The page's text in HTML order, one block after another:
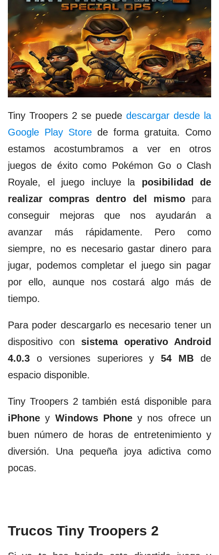
Tiny Troopers 2 se puede descargar desde la
Google Play Store de forma gratuita. Como
estamos acostumbramos a ver en otros
juegos de éxito como Pokémon Go o Clash
Royale, el juego incluye la posibilidad de
realizar compras dentro del mismopara
conseguir mejoras que nos ayudarán a
avanzar más rápidamente. Pero como
siempre, no es necesario gastar dinero para
jugar, podemos completar el juego sin pagar
por ello, aunque nos costará algo más de
tiempo.
Para poder descargarlo es necesario tener un
dispositivo con sistema operativo Android
4.0.3 o versiones superiores y54 MB de
espacio disponible.
Tiny Troopers 2 también está disponible para
iPhone y Windows Phoney nos ofrece un
buen número de horas de entretenimiento y
diversión. Una pequeña joya adictiva como
pocas.
Trucos Tiny Troopers 2